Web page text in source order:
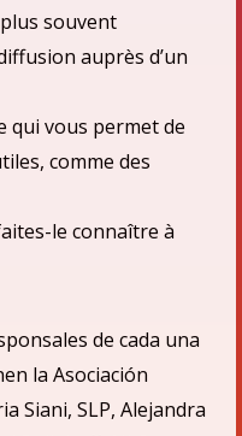
souvent
auprès d’un
qui vous permet de
comme des
le connaître à
de cada una
la Asociación
Siani, SLP, Alejandra